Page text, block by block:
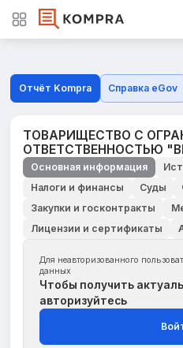
Отчёт Kompra Справка eGov
ТОВАРИЩЕСТВО С
ОТВЕТСТВЕННОСТЬЮ
Основная информация
Налоги и финансы
Суды
Закупки и госконтракты
Лицензии и сертификаты
Для неавторизованного
данных
Чтобы получить
авторизуйтесь